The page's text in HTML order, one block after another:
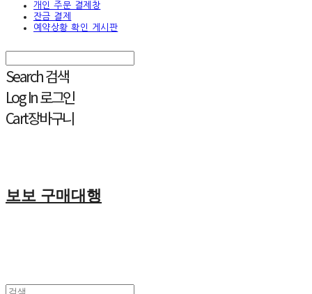
개인 주문 결제창
잔금 결제
예약상황 확인 게시판
Search검색
Log In로그인
Cart장바구니
보보 구매대행